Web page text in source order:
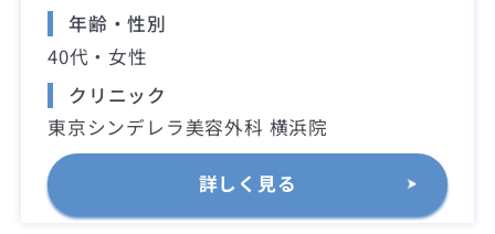
年齢・性別
40代・女性
クリニック
東京シンデレラ美容外科 横浜院
詳しく見る